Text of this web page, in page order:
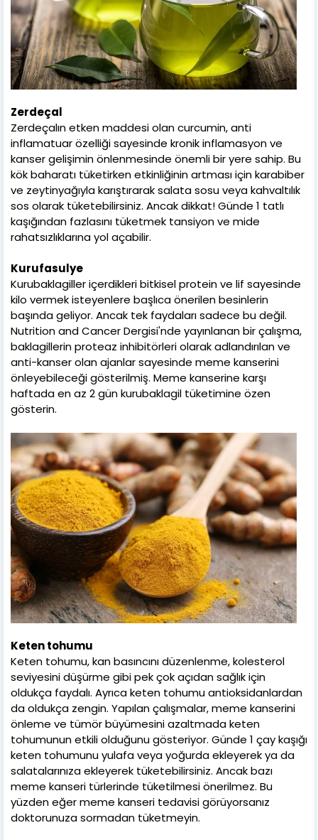
Zerdeçal
Zerdeçalın etken maddesi olan curcumin, anti
inflamatuar özelliği sayesinde kronik inflamasyon ve
kanser gelişimin önlenmesinde önemli bir yere sahip. Bu
kök baharatı tüketirken etkinliğinin artması için karabiber
ve zeytinyağıyla karıştırarak salata sosu veya kahvaltılık
sos olarak tüketebilirsiniz. Ancak dikkat! Günde 1 tatlı
kaşığından fazlasını tüketmek tansiyon ve mide
rahatsızlıklarına yol açabilir.
Kurufasulye
Kurubaklagiller içerdikleri bitkisel protein ve lif sayesinde
kilo vermek isteyenlere başlıca önerilen besinlerin
başında geliyor. Ancak tek faydaları sadece bu değil.
Nutrition and Cancer Dergisi'nde yayınlanan bir çalışma,
baklagillerin proteaz inhibitörleri olarak adlandırılan ve
anti-kanser olan ajanlar sayesinde meme kanserini
önleyebileceği gösterilmiş. Meme kanserine karşı
haftada en az 2 gün kurubaklagil tüketimine özen
gösterin.
Keten tohumu
Keten tohumu, kan basıncını düzenlenme, kolesterol
seviyesini düşürme gibi pek çok açıdan sağlık için
oldukça faydalı. Ayrıca keten tohumu antioksidanlardan
da oldukça zengin. Yapılan çalışmalar, meme kanserini
önleme ve tümör büyümesini azaltmada keten
tohumunun etkili olduğunu gösteriyor. Günde 1 çay kaşığı
keten tohumunu yulafa veya yoğurda ekleyerek ya da
salatalarınıza ekleyerek tüketebilirsiniz. Ancak bazı
meme kanseri türlerinde tüketilmesi önerilmez. Bu
yüzden eğer meme kanseri tedavisi görüyorsanız
doktorunuza sormadan tüketmeyin.